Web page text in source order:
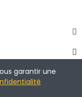
Tous droits réservés
garantir une